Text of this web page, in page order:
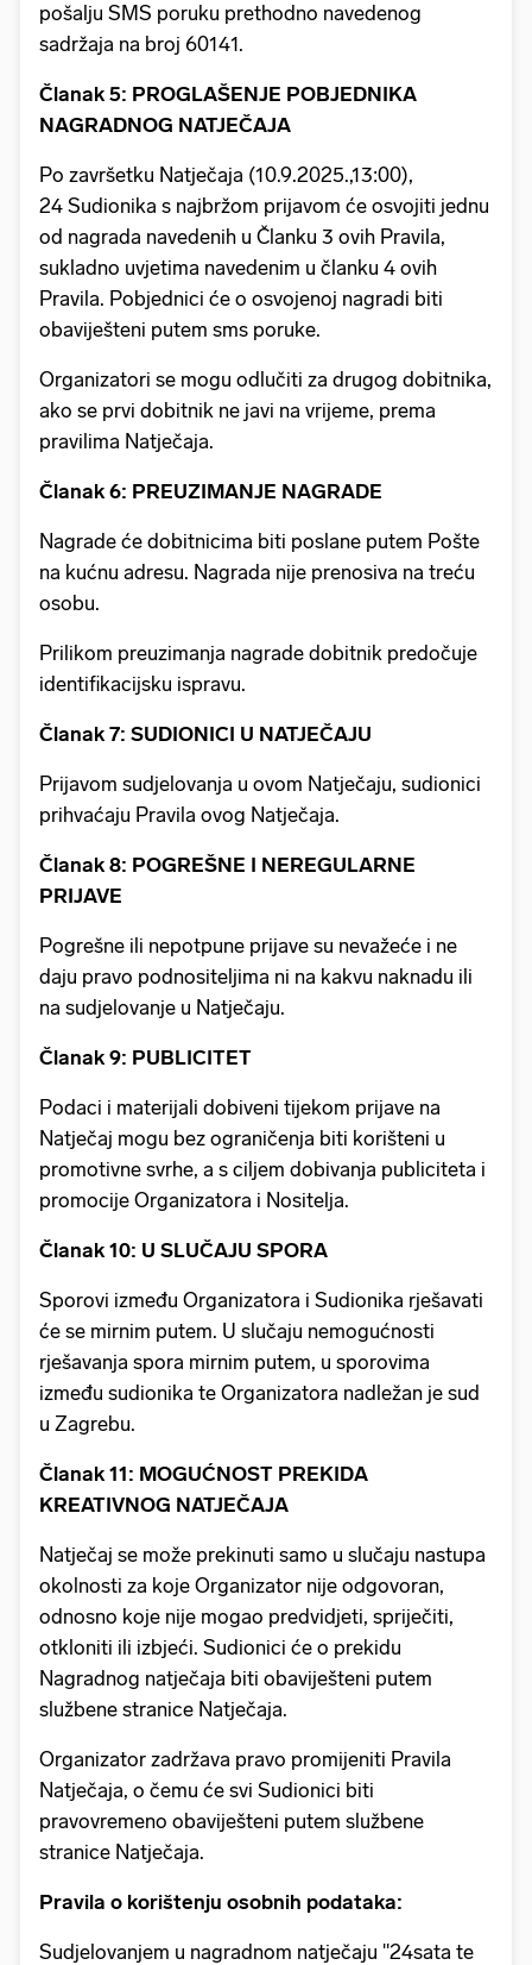
pošalju SMS poruku prethodno navedenog
sadržaja na broj 60141.
Članak 5: PROGLAŠENJE POBJEDNIKA
NAGRADNOG NATJEČAJA
Po završetku Natječaja (10.9.2025.,13:00),
24 Sudionika s najbržom prijavom će osvojiti jednu
od nagrada navedenih u Članku 3 ovih Pravila,
sukladno uvjetima navedenim u članku 4 ovih
Pravila. Pobjednici će o osvojenoj nagradi biti
obaviješteni putem sms poruke.
Organizatori se mogu odlučiti za drugog dobitnika,
ako se prvi dobitnik ne javi na vrijeme, prema
pravilima Natječaja.
Članak 6: PREUZIMANJE NAGRADE
Nagrade će dobitnicima biti poslane putem Pošte
na kućnu adresu. Nagrada nije prenosiva na treću
osobu.
Prilikom preuzimanja nagrade dobitnik predočuje
identifikacijsku ispravu.
Članak 7: SUDIONICI U NATJEČAJU
Prijavom sudjelovanja u ovom Natječaju, sudionici
prihvaćaju Pravila ovog Natječaja.
Članak 8: POGREŠNE I NEREGULARNE
PRIJAVE
Pogrešne ili nepotpune prijave su nevažeće i ne
daju pravo podnositeljima ni na kakvu naknadu ili
na sudjelovanje u Natječaju.
Članak 9: PUBLICITET
Podaci i materijali dobiveni tijekom prijave na
Natječaj mogu bez ograničenja biti korišteni u
promotivne svrhe, a s ciljem dobivanja publiciteta i
promocije Organizatora i Nositelja.
Članak 10: U SLUČAJU SPORA
Sporovi između Organizatora i Sudionika rješavati
će se mirnim putem. U slučaju nemogućnosti
rješavanja spora mirnim putem, u sporovima
između sudionika te Organizatora nadležan je sud
u Zagrebu.
Članak 11: MOGUĆNOST PREKIDA
KREATIVNOG NATJEČAJA
Natječaj se može prekinuti samo u slučaju nastupa
okolnosti za koje Organizator nije odgovoran,
odnosno koje nije mogao predvidjeti, spriječiti,
otkloniti ili izbjeći. Sudionici će o prekidu
Nagradnog natječaja biti obaviješteni putem
službene stranice Natječaja.
Organizator zadržava pravo promijeniti Pravila
Natječaja, o čemu će svi Sudionici biti
pravovremeno obaviješteni putem službene
stranice Natječaja.
Pravila o korištenju osobnih podataka:
Sudjelovanjem u nagradnom natječaju "24sata te